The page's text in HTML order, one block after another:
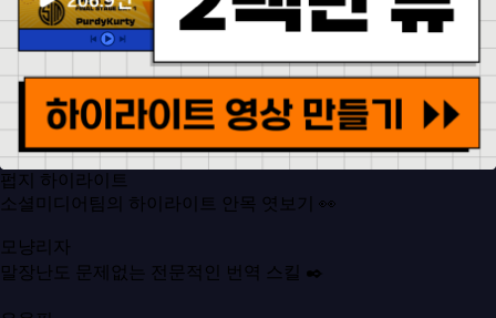
펍지 하이라이트
소셜미디어팀의 하이라이트 안목 엿보기 👀
모냥리자
말장난도 문제없는 전문적인 번역 스킬 ✒️